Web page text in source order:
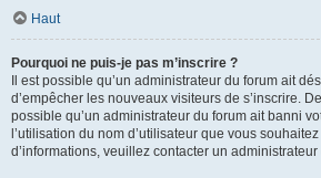
Haut
Pourquoi ne puis-je pas m’inscrire ?
Il est possible qu’un administrateur du forum ait
d’empêcher les nouveaux visiteurs de s’inscrire.
possible qu’un administrateur du forum ait banni
l’utilisation du nom d’utilisateur que vous
d’informations, veuillez contacter un administrateur